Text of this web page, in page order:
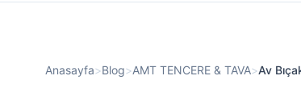
Anasayfa>Blog>AMT TENCERE & TAVA>Av